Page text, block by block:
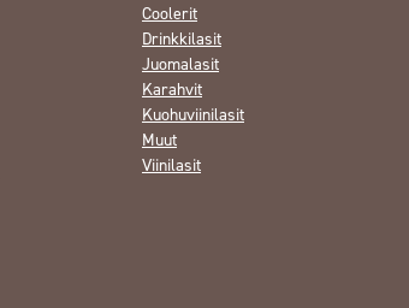
Coolerit
Drinkkilasit
Juomalasit
Karahvit
Kuohuviinilasit
Muut
Viinilasit